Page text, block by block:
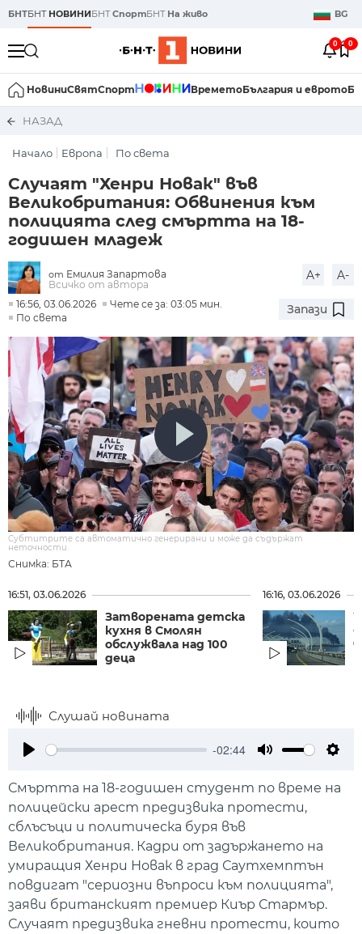
БНТБНТ НОВИНИБНТСпортБНТ На живо BG
0 0
НовиниСвятСпорт ВреметоБългария и еврото
НАЗАД
Начало Европа По света
Случаят "Хенри Новак" във
Великобритания: Обвинения към
полицията след смъртта на 18-
годишен младеж
от Емилия Запартова
Всичко от автора
A+ A-
16:56, 03.06.2026
Чете се за: 03:05 мин.
По света
Запази
Снимка: БТА
Субтитрите са автоматично генерирани и може да съдържат
неточности.
16:51, 03.06.2026
Затворената детска
кухня в Смолян
обслужвала над 100
деца
16:16, 03.06.2026
Слушай новината
-02:44
Смъртта на 18-годишен студент по време на
полицейски арест предизвика протести,
сблъсъци и политическа буря във
Великобритания. Кадри от задържането на
умиращия Хенри Новак в град Саутхемптън
повдигат "сериозни въпроси към полицията",
заяви британският премиер Киър Стармър.
Случаят предизвика гневни протести, които